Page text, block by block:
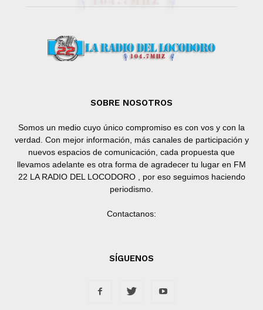
SOBRE NOSOTROS
Somos un medio cuyo único compromiso es con vos y con la
verdad. Con mejor información, más canales de participación y
nuevos espacios de comunicación, cada propuesta que
llevamos adelante es otra forma de agradecer tu lugar en FM
22 LA RADIO DEL LOCODORO , por eso seguimos haciendo
periodismo.
Contactanos:
SÍGUENOS